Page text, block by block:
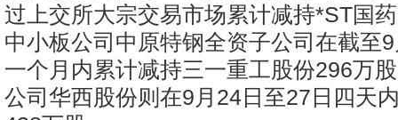
过上交所大宗交易市场累计减持*ST国
中小板公司中原特钢全资子公司在截至
一个月内累计减持三一重工股份296万
公司华西股份则在9月24日至27日四天